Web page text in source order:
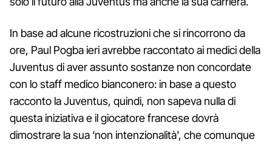
In base ad alcune ricostruzioni che si rincorrono da
ore, Paul Pogba ieri avrebbe raccontato ai medici della
Juventus di aver assunto sostanze non concordate
con lo staff medico bianconero: in base a questo
racconto la Juventus, quindi, non sapeva nulla di
questa iniziativa e il giocatore francese dovrà
dimostrare la sua ‘non intenzionalità', che comunque